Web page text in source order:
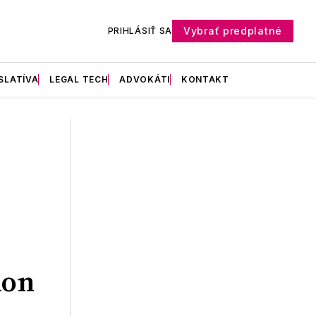
PRIHLÁSIŤ SA Vybrať predplatné
LEGAL TECH ADVOKÁTI KONTAKT